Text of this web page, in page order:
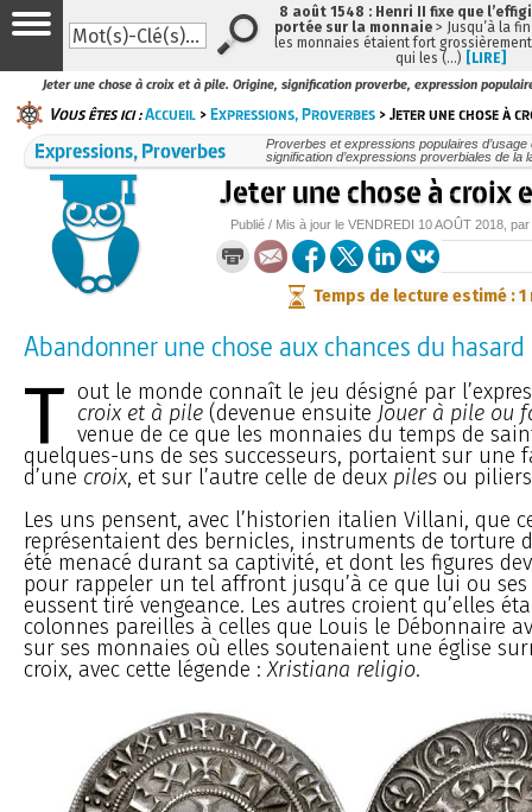
Jeter une chose à croix et à pile. Origine, signification proverbe, expression
Vous êtes ici :Accueil >Expressions, Proverbes > Jeter une chose à
Expressions, Proverbes
Proverbes et expressions populaires d’usage
signification d’expressions proverbiales de la
Jeter une chose à croix
Publié / Mis à jour leVENDREDI 10 AOÛT 2018 ,
Temps de lecture estimé : 1
Abandonner une chose aux chances du hasard
T out le monde connaît le jeu désigné par
croix et à pile (devenue ensuite Jouer à pile ou
venue de ce que les monnaies du temps de
quelques-uns de ses successeurs, portaient sur une
d’une croix, et sur l’autre celle de deux piles ou
Les uns pensent, avec l’historien italien Villani, que
représentaient des bernicles, instruments de torture
été menacé durant sa captivité, et dont les figures
pour rappeler un tel affront jusqu’à ce que lui ou
eussent tiré vengeance. Les autres croient qu’elles
colonnes pareilles à celles que Louis le Débonnaire
sur ses monnaies où elles soutenaient une église
croix, avec cette légende :Xristiana religio.
8 août 1548 : Henri II fixe que
portée sur la monnaie > Jusqu’à la
les monnaies étaient fort
qui les (…) [LIRE]